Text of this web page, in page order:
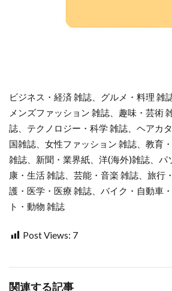
ビジネス・経済 雑誌、グルメ・料理 雑
メンズファッション 雑誌、趣味・芸術
誌、テクノロジー・科学 雑誌、ヘアカ
国雑誌、女性ファッション 雑誌、教育
雑誌、新聞・業界紙、洋(海外)雑誌、パ
康・生活 雑誌、芸能・音楽 雑誌、旅行
護・医学・医療 雑誌、バイク・自動車
ト・動物 雑誌
Post Views: 7
関連する記事